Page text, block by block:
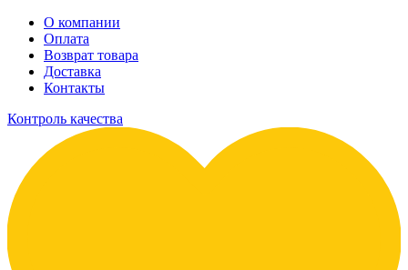
О компании
Оплата
Возврат товара
Доставка
Контакты
Контроль качества